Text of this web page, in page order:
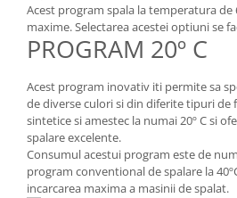
Acest program spala la temperatura de
maxime. Selectarea acestei optiuni se
PROGRAM 20º C
Acest program inovativ iti permite sa
de diverse culori si din diferite tipuri de
sintetice si amestec la numai 20º C si
spalare excelente.
Consumul acestui program este de
program conventional de spalare la
incarcarea maxima a masinii de spalat.